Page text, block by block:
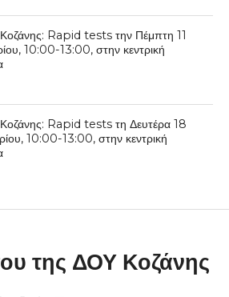
Rapid tests την Πέμπτη 11
10:00-13:00, στην κεντρική
Rapid tests τη Δευτέρα 18
10:00-13:00, στην κεντρική
της ΔΟΥ Κοζάνης